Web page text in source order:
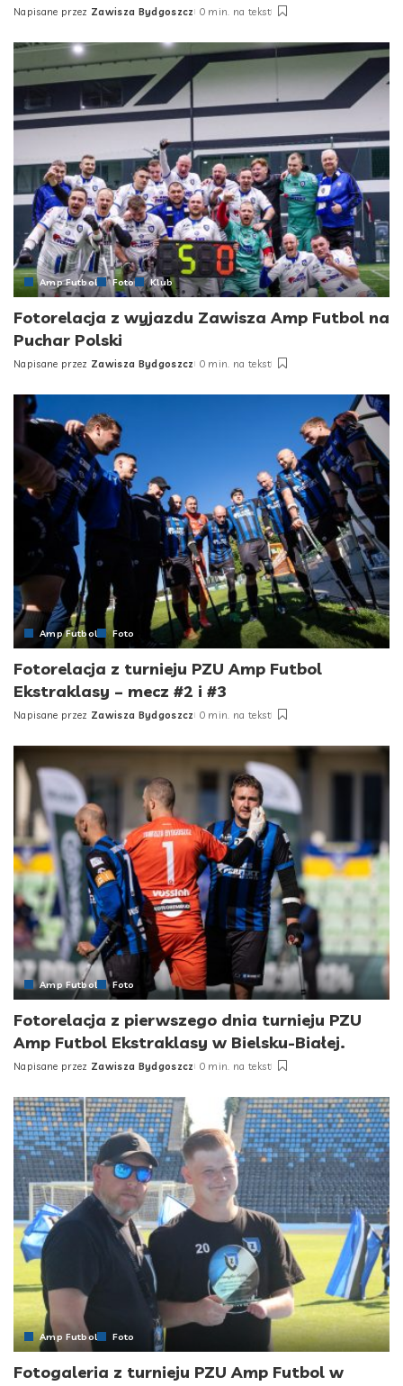
Napisane przez Zawisza Bydgoszcz 0 min. na tekst
Amp Futbol Foto Klub
Fotorelacja z wyjazdu Zawisza Amp Futbol na
Puchar Polski
Napisane przez Zawisza Bydgoszcz 0 min. na tekst
Amp Futbol Foto
Fotorelacja z turnieju PZU Amp Futbol
Ekstraklasy – mecz #2 i #3
Napisane przez Zawisza Bydgoszcz 0 min. na tekst
Amp Futbol Foto
Fotorelacja z pierwszego dnia turnieju PZU
Amp Futbol Ekstraklasy w Bielsku-Białej.
Napisane przez Zawisza Bydgoszcz 0 min. na tekst
Amp Futbol Foto
Fotogaleria z turnieju PZU Amp Futbol w